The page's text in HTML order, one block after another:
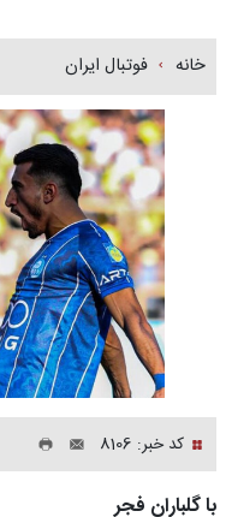
خانه فوتبال ایران
کد خبر: 8106
با گلباران فجر